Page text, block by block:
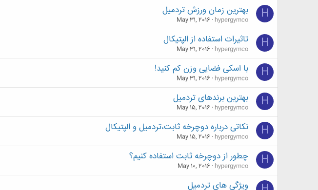
H بهترین زمان ورزش تردمیل
hypergymco
May 31, 2016
H تاثیرات استفاده از الپتیکال
hypergymco
May 31, 2016
H با اسکی فضایی وزن کم کنید!
hypergymco
May 31, 2016
H بهترین برندهای تردمیل
hypergymco
May 15, 2016
H نکاتی درباره دوچرخه ثابت،تردمیل و الپتیکال
hypergymco
May 15, 2016
H چطور از دوچرخه ثابت استفاده کنیم؟
hypergymco
May 10, 2016
ویژگی های تردمیل